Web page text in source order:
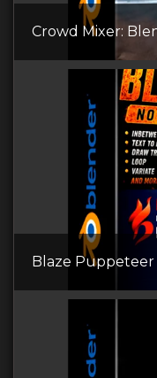
Crowd Mixer:
Blaze